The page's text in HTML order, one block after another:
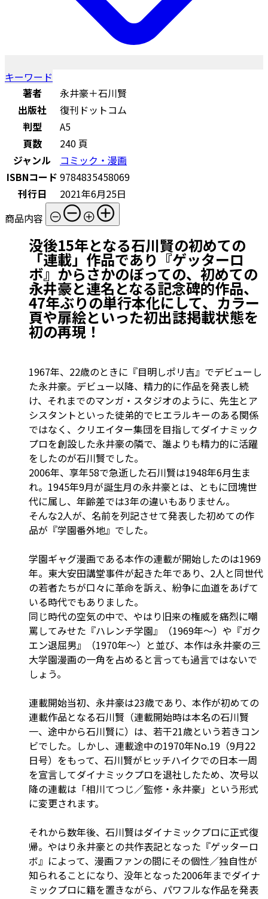
キーワード
著者
永井豪＋石川賢
出版社
復刊ドットコム
判型
A5
頁数
240 頁
ジャンル
コミック・漫画
ISBNコード 9784835458069
刊行日
2021年6月25日
商品内容
没後15年となる石川賢の初めての
「連載」作品であり『ゲッターロ
ボ』からさかのぼっての、初めての
永井豪と連名となる記念碑的作品、
47年ぶりの単行本化にして、カラー
頁や扉絵といった初出誌掲載状態を
初の再現！
1967年、22歳のときに『目明しポリ吉』でデビューし
た永井豪。デビュー以降、精力的に作品を発表し続
け、それまでのマンガ・スタジオのように、先生とア
シスタントといった徒弟的でヒエラルキーのある関係
ではなく、クリエイター集団を目指してダイナミック
プロを創設した永井豪の隣で、誰よりも精力的に活躍
をしたのが石川賢でした。
2006年、享年58で急逝した石川賢は1948年6月生ま
れ。1945年9月が誕生月の永井豪とは、ともに団塊世
代に属し、年齢差では3年の違いもありません。
そんな2人が、名前を列記させて発表した初めての作
品が『学園番外地』でした。
学園ギャグ漫画である本作の連載が開始したのは1969
年。東大安田講堂事件が起きた年であり、2人と同世代
の若者たちが口々に革命を訴え、紛争に血道をあげて
いる時代でもありました。
同じ時代の空気の中で、やはり旧来の権威を痛烈に嘲
罵してみせた『ハレンチ学園』（1969年～）や『ガク
エン退屈男』（1970年～）と並び、本作は永井豪の三
大学園漫画の一角を占めると言っても過言ではないで
しょう。
連載開始当初、永井豪は23歳であり、本作が初めての
連載作品となる石川賢（連載開始時は本名の石川賢
一、途中から石川賢に）は、若干21歳という若きコン
ビでした。しかし、連載途中の1970年No.19（9月22
日号）をもって、石川賢がヒッチハイクでの日本一周
を宣言してダイナミックプロを退社したため、次号以
降の連載は「相川てつじ／監修・永井豪」という形式
に変更されます。
それから数年後、石川賢はダイナミックプロに正式復
帰。やはり永井豪との共作表記となった『ゲッターロ
ボ』によって、漫画ファンの間にその個性／独自性が
知られることになり、没年となった2006年までダイナ
ミックプロに籍を置きながら、パワフルな作品を発表